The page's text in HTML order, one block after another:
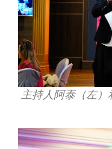
主持人阿泰（左